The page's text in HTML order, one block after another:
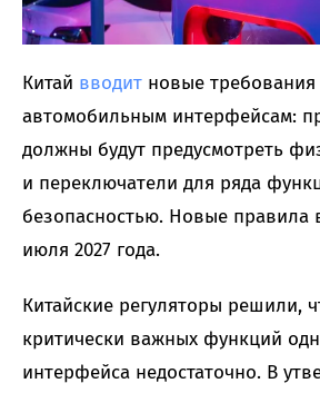
Китай вводит новые требования
автомобильным интерфейсам:
должны будут предусмотреть
и переключатели для ряда
безопасностью. Новые правила
июля 2027 года.
Китайские регуляторы решили,
критически важных функций
интерфейса недостаточно. В